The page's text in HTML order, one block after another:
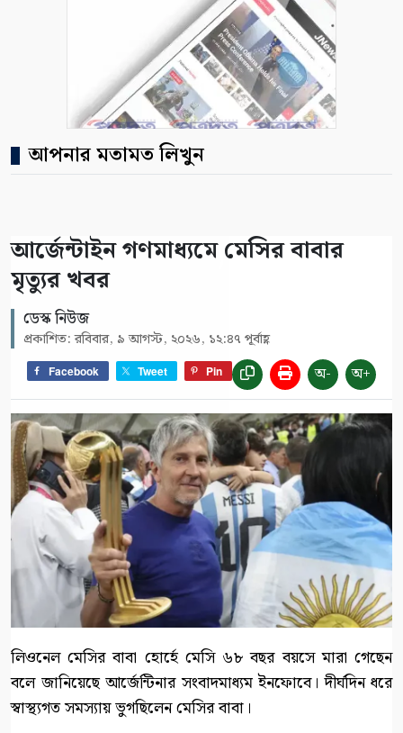
আপনার মতামত লিখুন
আর্জেন্টাইন গণমাধ্যমে মেসির বাবার
মৃত্যুর খবর
ডেস্ক নিউজ
প্রকাশিত: রবিবার, ৯ আগস্ট, ২০২৬, ১২:৪৭ পূর্বাহ্ণ
Facebook Tweet Pin অ- অ+
লিওনেল মেসির বাবা হোর্হে মেসি ৬৮ বছর বয়সে মারা গেছেন
বলে জানিয়েছে আর্জেন্টিনার সংবাদমাধ্যম ইনফোবে। দীর্ঘদিন ধরে
স্বাস্থ্যগত সমস্যায় ভুগছিলেন মেসির বাবা।